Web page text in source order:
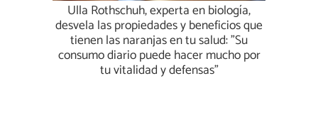
Ulla Rothschuh, experta en biología,
desvela las propiedades y beneficios que
tienen las naranjas en tu salud: "Su
consumo diario puede hacer mucho por
tu vitalidad y defensas"